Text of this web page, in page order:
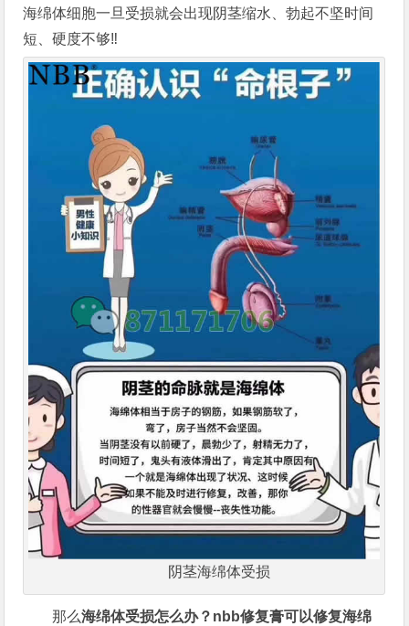
海绵体细胞一旦受损就会出现阴茎缩水、勃起不坚时间
短、硬度不够‼️
阴茎海绵体受损
那么海绵体受损怎么办？nbb修复膏可以修复海绵